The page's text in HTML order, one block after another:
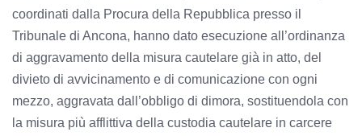
coordinati dalla Procura della Repubblica presso il
Tribunale di Ancona, hanno dato esecuzione all’ordinanza
di aggravamento della misura cautelare già in atto, del
divieto di avvicinamento e di comunicazione con ogni
mezzo, aggravata dall’obbligo di dimora, sostituendola con
la misura più afflittiva della custodia cautelare in carcere